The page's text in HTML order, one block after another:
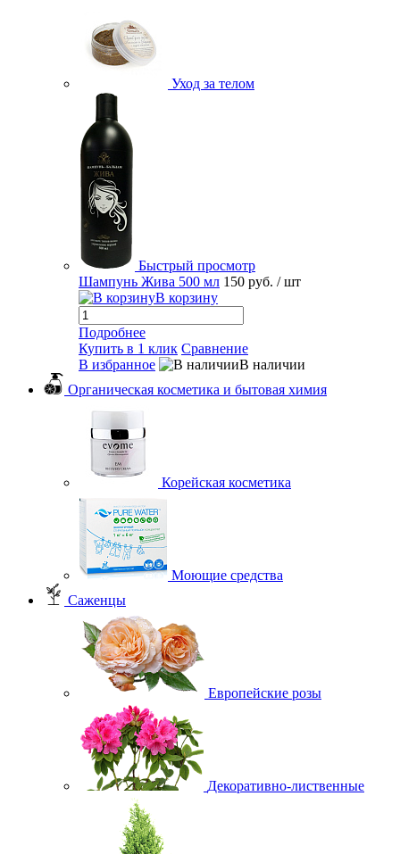
Уход за телом
Быстрый просмотр
Шампунь Жива 500 мл 150 руб. / шт
В корзину
Подробнее
Купить в 1 клик Сравнение
В избранное
В наличии
Органическая косметика и бытовая химия
Корейская косметика
Моющие средства
Саженцы
Европейские розы
Декоративно-лиственные